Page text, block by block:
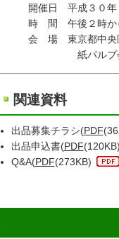
開催日 平成３０年９
時 間 午後２時から
会 場 東京都中央区
紙パルプ会館１
関連資料
出品募集チラシ(PDF
出品申込書(PDF(120KB)
Q&A(PDF(273KB)